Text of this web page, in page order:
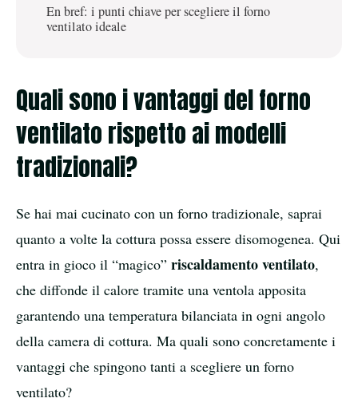
En bref: i punti chiave per scegliere il forno
ventilato ideale
Quali sono i vantaggi del forno
ventilato rispetto ai modelli
tradizionali?
Se hai mai cucinato con un forno tradizionale, saprai
quanto a volte la cottura possa essere disomogenea. Qui
entra in gioco il “magico” riscaldamento ventilato,
che diffonde il calore tramite una ventola apposita
garantendo una temperatura bilanciata in ogni angolo
della camera di cottura. Ma quali sono concretamente i
vantaggi che spingono tanti a scegliere un forno
ventilato?